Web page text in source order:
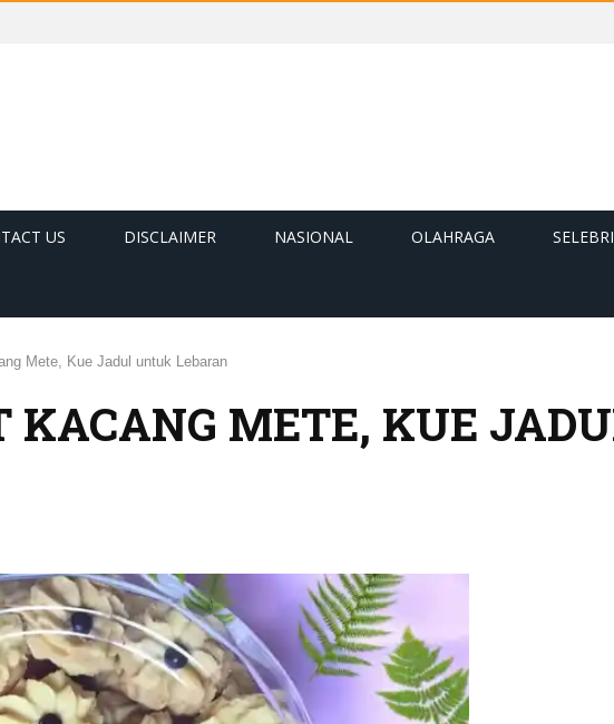
US DISCLAIMER NASIONAL OLAHRAGA
Mete, Kue Jadul untuk Lebaran
KACANG METE, KUE